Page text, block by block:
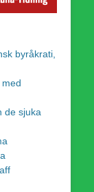
byråkrati,
de sjuka